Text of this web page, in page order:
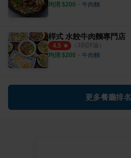
均消 $200 ・ 牛肉麵
桿式 水餃牛肉麵專門店
4.5 （ 3則評論）
均消 $200 ・ 牛肉麵
更多餐廳排名